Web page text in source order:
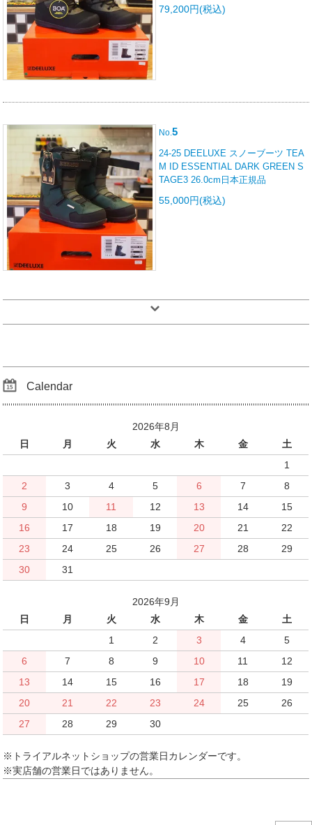
79,200円(税込)
No.5
24-25 DEELUXE スノーブーツ TEA
M ID ESSENTIAL DARK GREEN S
TAGE3 26.0cm日本正規品
55,000円(税込)
Calendar
2026年8月
日
月 火 水 木 金
土
1
2
3 4 5 6 7
8
9
10 11 12 13 14
15
16
17 18 19 20 21
22
23
24 25 26 27 28
29
30
31
2026年9月
日
月 火 水 木 金
土
1
2 3 4
5
6
7 8 9 10 11
12
13
14 15 16 17 18
19
20
21 22 23 24 25
26
27
28 29 30
※トライアルネットショップの営業日カレンダーです。
※実店舗の営業日ではありません。